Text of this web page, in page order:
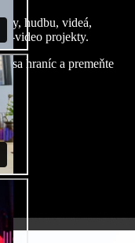
hudbu, videá,
video projekty.
sa hraníc a premeňte